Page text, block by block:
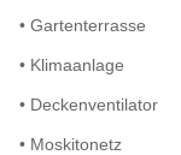
• Gartenterrasse
• Klimaanlage
• Deckenventilator
• Moskitonetz